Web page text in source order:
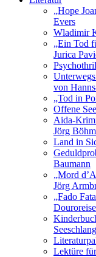
„Hope
Evers
Wladimir
„Ein Tod
Jurica
von
„Tod in
Offene
Aida-
Jörg Böhm
Land in
Baumann
„Mord
Jörg
„Fado
Lektüre